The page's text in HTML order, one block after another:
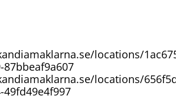
locations/
87bbeaf9a607
locations/
49fd49e4f997